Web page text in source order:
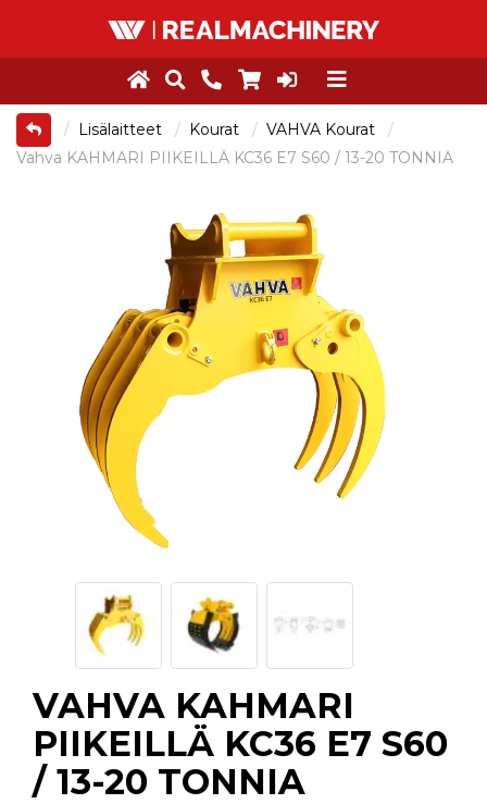
Lisälaitteet Kourat
VAHVA Kourat
Vahva KAHMARI PIIKEILLÄ KC36 E7 S60 / 13-20 TONNIA
VAHVA KAHMARI
PIIKEILLÄ KC36 E7 S60
/ 13-20 TONNIA